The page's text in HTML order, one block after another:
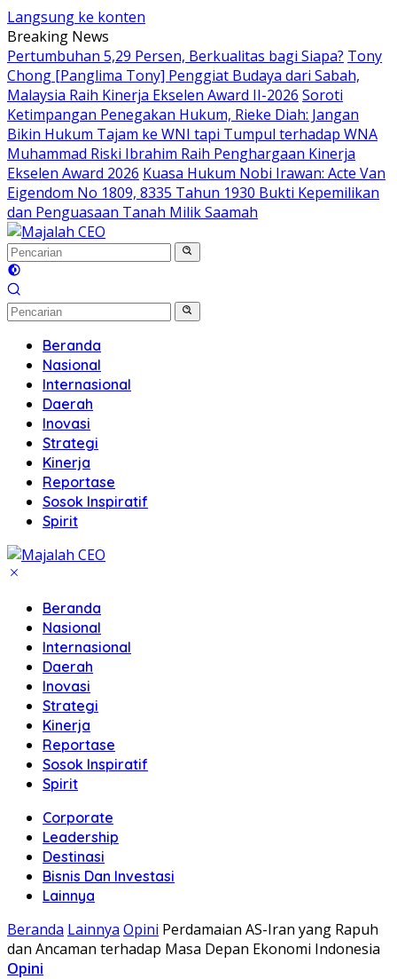
Langsung ke konten
Breaking News
Pertumbuhan 5,29 Persen, Berkualitas bagi Siapa? Tony
Chong [Panglima Tony] Penggiat Budaya dari Sabah,
Malaysia Raih Kinerja Ekselen Award II-2026 Soroti
Ketimpangan Penegakan Hukum, Rieke Diah: Jangan
Bikin Hukum Tajam ke WNI tapi Tumpul terhadap WNA
Muhammad Riski Ibrahim Raih Penghargaan Kinerja
Ekselen Award 2026 Kuasa Hukum Nobi Irawan: Acte Van
Eigendom No 1809, 8335 Tahun 1930 Bukti Kepemilikan
dan Penguasaan Tanah Milik Saamah
Beranda
Nasional
Internasional
Daerah
Inovasi
Strategi
Kinerja
Reportase
Sosok Inspiratif
Spirit
Beranda
Nasional
Internasional
Daerah
Inovasi
Strategi
Kinerja
Reportase
Sosok Inspiratif
Spirit
Corporate
Leadership
Destinasi
Bisnis Dan Investasi
Lainnya
Beranda Lainnya Opini Perdamaian AS-Iran yang Rapuh
dan Ancaman terhadap Masa Depan Ekonomi Indonesia
Opini